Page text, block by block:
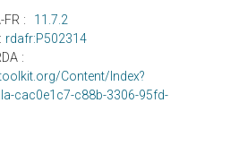
FR : 11.7.2
rdafr:P502314
:
Content/Index?
cac0e1c7-c88b-3306-95fd-